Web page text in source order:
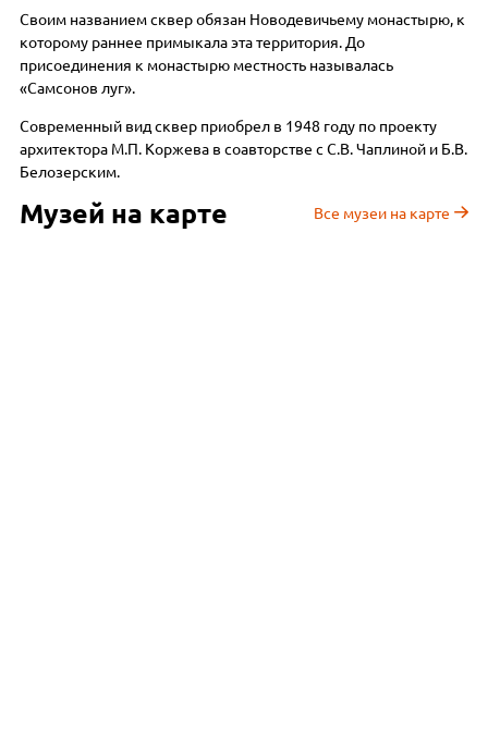
Своим названием сквер обязан Новодевичьему монастырю, к
которому раннее примыкала эта территория. До
присоединения к монастырю местность называлась
«Самсонов луг».
Современный вид сквер приобрел в 1948 году по проекту
архитектора М.П. Коржева в соавторстве с С.В. Чаплиной и Б.В.
Белозерским.
Музей на карте Все музеи на карте